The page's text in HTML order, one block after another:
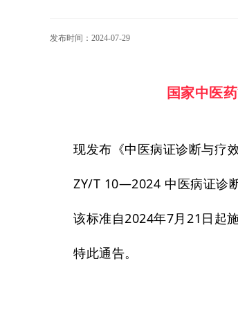
发布时间：2024-07-29
国家中医
现发布《中医病证诊断与疗
ZY/T 10—2024 中医病证诊
该标准自2024年7月21日起施
特此通告。